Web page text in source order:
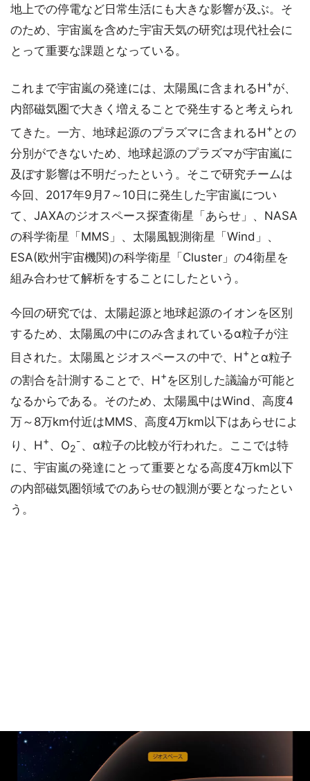
地上での停電など日常生活にも大きな影響が及ぶ。そ
のため、宇宙嵐を含めた宇宙天気の研究は現代社会に
とって重要な課題となっている。
これまで宇宙嵐の発達には、太陽風に含まれるH+が、
内部磁気圏で大きく増えることで発生すると考えられ
てきた。一方、地球起源のプラズマに含まれるH+ との
分別ができないため、地球起源のプラズマが宇宙嵐に
及ぼす影響は不明だったという。そこで研究チームは
今回、2017年9月7～10日に発生した宇宙嵐につい
て、JAXAのジオスペース探査衛星「あらせ」、NASA
の科学衛星「MMS」、太陽風観測衛星「Wind」、
ESA(欧州宇宙機関)の科学衛星「Cluster」の4衛星を
組み合わせて解析をすることにしたという。
今回の研究では、太陽起源と地球起源のイオンを区別
するため、太陽風の中にのみ含まれているα粒子が注
目された。太陽風とジオスペースの中で、H+ とα粒子
の割合を計測することで、H+を区別した議論が可能と
なるからである。そのため、太陽風中はWind、高度4
万～8万km付近はMMS、高度4万km以下はあらせによ
り、H+、O2
-、α粒子の比較が行われた。ここでは特
に、宇宙嵐の発達にとって重要となる高度4万km以下
の内部磁気圏領域でのあらせの観測が要となったとい
う。